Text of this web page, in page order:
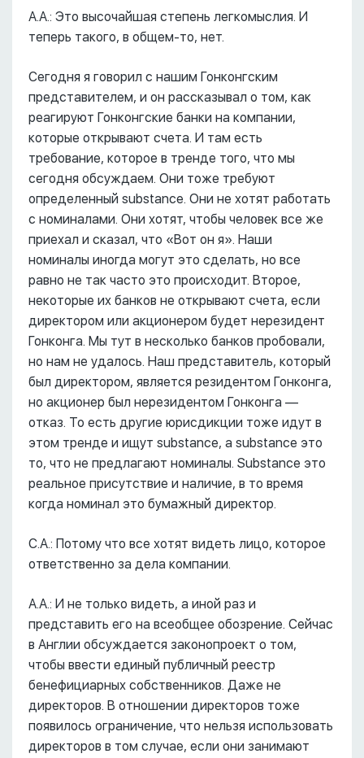
А.А.: Это высочайшая степень легкомыслия. И
теперь такого, в общем-то, нет.
Сегодня я говорил с нашим Гонконгским
представителем, и он рассказывал о том, как
реагируют Гонконгские банки на компании,
которые открывают счета. И там есть
требование, которое в тренде того, что мы
сегодня обсуждаем. Они тоже требуют
определенный substance. Они не хотят работать
с номиналами. Они хотят, чтобы человек все же
приехал и сказал, что «Вот он я». Наши
номиналы иногда могут это сделать, но все
равно не так часто это происходит. Второе,
некоторые их банков не открывают счета, если
директором или акционером будет нерезидент
Гонконга. Мы тут в несколько банков пробовали,
но нам не удалось. Наш представитель, который
был директором, является резидентом Гонконга,
но акционер был нерезидентом Гонконга ––
отказ. То есть другие юрисдикции тоже идут в
этом тренде и ищут substance, a substance это
то, что не предлагают номиналы. Substance это
реальное присутствие и наличие, в то время
когда номинал это бумажный директор.
С.А.: Потому что все хотят видеть лицо, которое
ответственно за дела компании.
А.А.: И не только видеть, а иной раз и
представить его на всеобщее обозрение. Сейчас
в Англии обсуждается законопроект о том,
чтобы ввести единый публичный реестр
бенефициарных собственников. Даже не
директоров. В отношении директоров тоже
появилось ограничение, что нельзя использовать
директоров в том случае, если они занимают